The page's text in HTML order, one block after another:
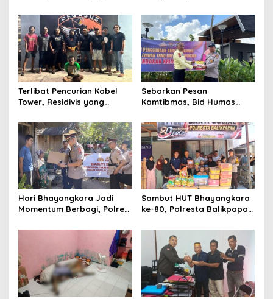
Justru Dipaksa Pindah
Serta Lantik Karolog dan
Kapolresta Gowa
Terlibat Pencurian Kabel
Tower, Residivis yang
Ditangkap Tim Gabungan di
Jeneponto
Sebarkan Pesan
Kamtibmas, Bid Humas
Pemasangan Spanduk
serta Pembagian Stiker
Hari Bhayangkara Jadi
Momentum Berbagi, Polres
Membutuhkan
Sambut HUT Bhayangkara
ke-80, Polresta Balikpapan
Asuhan Jabal Rahmah